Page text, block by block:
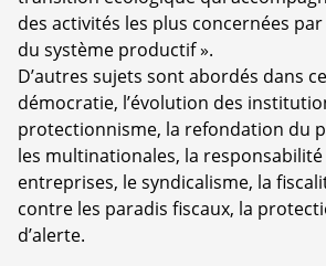
des activités les plus concernées
du système productif ».
D’autres sujets sont abordés dans
démocratie, l’évolution des
protectionnisme, la refondation du
les multinationales, la responsabilité
entreprises, le syndicalisme, la
contre les paradis fiscaux, la
d’alerte.